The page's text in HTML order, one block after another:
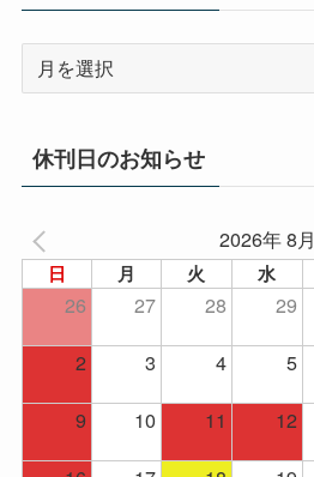
イ
ブ
休刊日のお知らせ
2026年 8月
日 月 火 水
26 27 28 29
2
3 4 5
9 10 11 12